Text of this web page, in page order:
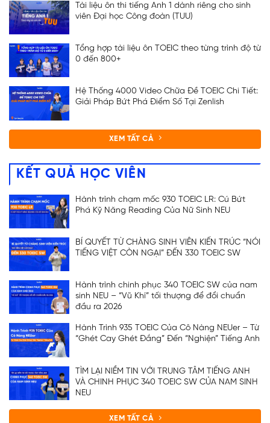
Tài liệu ôn thi tiếng Anh 1 dành riêng cho sinh
viên Đại học Công đoàn (TUU)
Tổng hợp tài liệu ôn TOEIC theo từng trình độ từ
0 đến 800+
Hệ Thống 4000 Video Chữa Đề TOEIC Chi Tiết:
Giải Pháp Bứt Phá Điểm Số Tại Zenlish
XEM TẤT CẢ
KẾT QUẢ HỌC VIÊN
Hành trình chạm mốc 930 TOEIC LR: Cú Bứt
Phá Kỹ Năng Reading Của Nữ Sinh NEU
BÍ QUYẾT TỪ CHÀNG SINH VIÊN KIẾN TRÚC “NÓI
TIẾNG VIỆT CÒN NGẠI” ĐẾN 330 TOEIC SW
Hành trình chinh phục 340 TOEIC SW của nam
sinh NEU – “Vũ Khí” tối thượng để đổi chuẩn
đầu ra 2026
Hành Trình 935 TOEIC Của Cô Nàng NEUer – Từ
“Ghét Cay Ghét Đắng” Đến “Nghiện” Tiếng Anh
TÌM LẠI NIỀM TIN VỚI TRUNG TÂM TIẾNG ANH
VÀ CHINH PHỤC 340 TOEIC SW CỦA NAM SINH
NEU
XEM TẤT CẢ